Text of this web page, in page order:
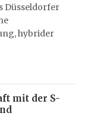
Düsseldorfer
hybrider
mit der S-